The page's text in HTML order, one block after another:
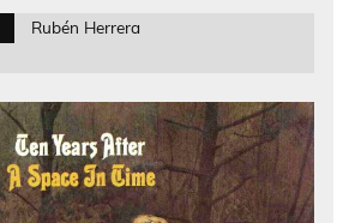
Rubén Herrera